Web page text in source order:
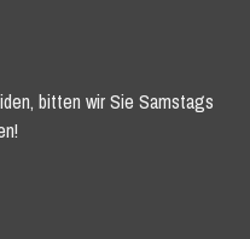
bitten wir Sie Samstags